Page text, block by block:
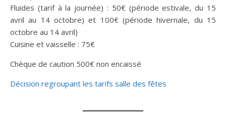
Fluides (tarif à la journée) : 50€ (période estivale, du 15
avril au 14 octobre) et 100€ (période hivernale, du 15
octobre au 14 avril)
Cuisine et vaisselle : 75€
Chèque de caution 500€ non encaissé
Décision regroupant les tarifs salle des fêtes